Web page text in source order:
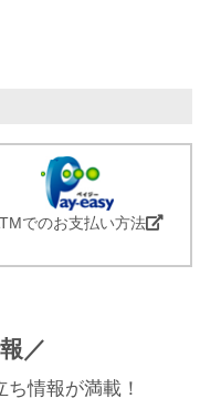
でのお支払い方法
／
情報が満載！